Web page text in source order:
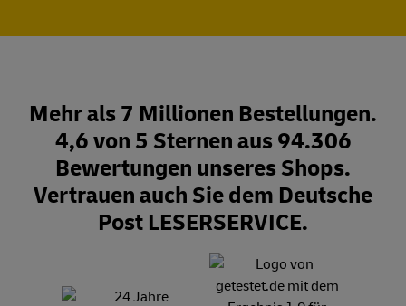
Mehr als 7 Millionen Bestellungen.
4,6 von 5 Sternen aus 94.306
Bewertungen unseres Shops.
Vertrauen auch Sie dem Deutsche
Post LESERSERVICE.